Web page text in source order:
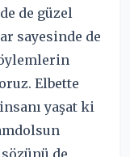
de güzel
sayesinde de
Elbette
yaşat ki
de